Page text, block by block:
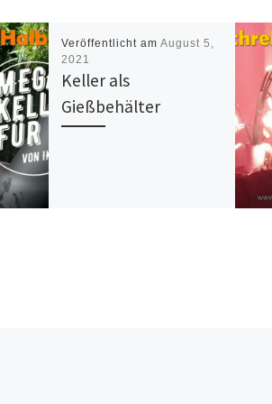
Veröffentlicht amAugust 5,
2021
Keller als
Gießbehälter